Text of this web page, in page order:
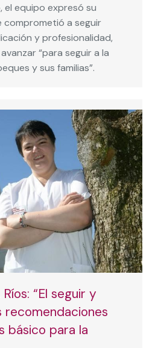
el equipo expresó su
comprometió a seguir
y profesionalidad,
“para seguir a la
y sus familias”.
“El seguir y
recomendaciones
básico para la